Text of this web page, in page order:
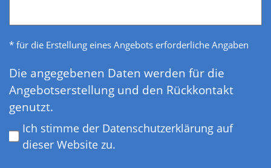
* für die Erstellung eines Angebots erforderliche Angaben
Datenschutz *
Die angegebenen Daten werden für die
Angebotserstellung und den Rückkontakt
genutzt.
Ich stimme der Datenschutzerklärung auf
dieser Website zu.